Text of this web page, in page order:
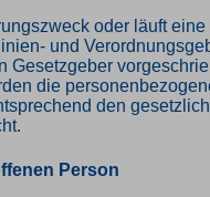
oder läuft eine
und
Gesetzgeber
die
den
Person